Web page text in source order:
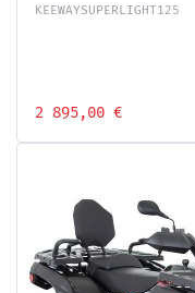
KEEWAYSUPERLIGHT125
2 895,00 €